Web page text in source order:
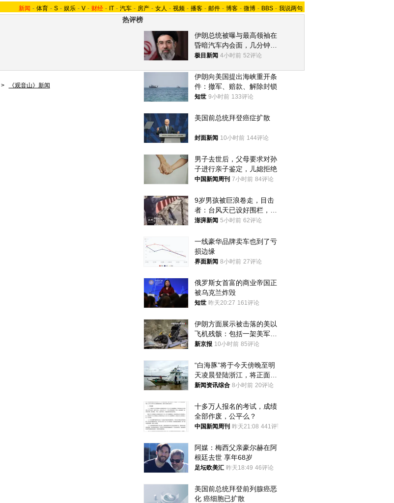
新闻 - 体育 - S - 娱乐 - V - 财经 - IT - 汽车 - 房产 - 女人 - 视频 - 播客 - 邮件 - 博客 - 微博 - BBS - 我说两句
热评榜
伊朗总统被曝与最高领袖在
昏暗汽车内会面，几分钟里
只能靠声音交谈难辨真假
极目新闻 4小时前 52评论
伊朗向美国提出海峡重开条
件：撤军、赔款、解除封锁
知世 9小时前 133评论
美国前总统拜登癌症扩散
封面新闻 10小时前 144评论
男子去世后，父母要求对孙
子进行亲子鉴定，儿媳拒绝
中国新闻周刊 7小时前 84评论
9岁男孩被巨浪卷走，目击
者：台风天已设好围栏，一
家四口翻入时保安曾喊话劝
澎湃新闻 5小时前 62评论
一线豪华品牌卖车也到了亏
损边缘
界面新闻 8小时前 27评论
俄罗斯女首富的商业帝国正
被乌克兰炸毁
知世 昨天20:27 161评论
伊朗方面展示被击落的美以
飞机残骸：包括一架美军F-
15战斗机残骸以及多架无人
新京报 10小时前 85评论
“白海豚”将于今天傍晚至明
天凌晨登陆浙江，将正面袭
击、贯穿浙江
新闻资讯综合 8小时前 20评论
十多万人报名的考试，成绩
全部作废，公平么？
中国新闻周刊 昨天21:08 441评论
阿媒：梅西父亲豪尔赫在阿
根廷去世 享年68岁
足坛欧美汇 昨天18:49 46评论
美国前总统拜登前列腺癌恶
化 癌细胞已扩散
> 《观音山》新闻